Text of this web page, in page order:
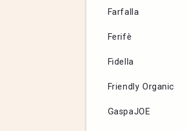
Farfalla
Ferifè
Fidella
Friendly Organic
GaspaJOE